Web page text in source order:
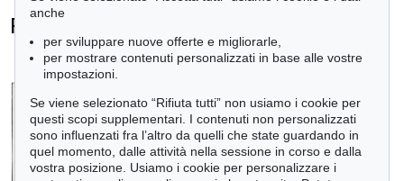
Raimund Girke - Ogetti venduti
tute le offerte
anche
per sviluppare nuove offerte e migliorarle,
per mostrare contenuti personalizzati in base alle vostre
impostazioni.
Se viene selezionato “Rifiuta tutti” non usiamo i cookie per
questi scopi supplementari. I contenuti non personalizzati
sono influenzati fra l’altro da quelli che state guardando in
quel momento, dalle attività nella sessione in corso e dalla
vostra posizione. Usiamo i cookie per personalizzare i